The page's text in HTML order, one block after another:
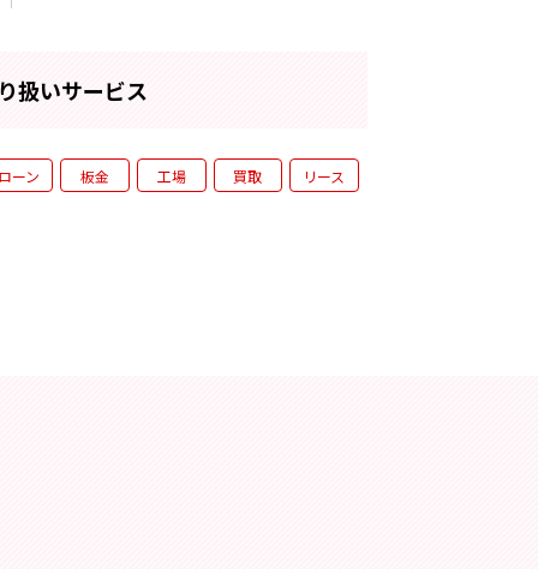
扱いサービス
ーン 板金 工場 買取 リース